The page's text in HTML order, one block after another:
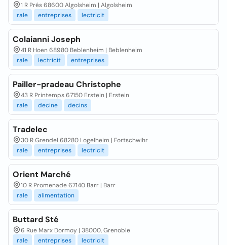
1 R Prés 68600 Algolsheim | Algolsheim
rale
entreprises lectricit
Colaianni Joseph
41 R Hoen 68980 Beblenheim | Beblenheim
rale
lectricit entreprises
Pailler-pradeau Christophe
43 R Printemps 67150 Erstein | Erstein
rale
decine decins
Tradelec
30 R Grendel 68280 Logelheim | Fortschwihr
rale
entreprises lectricit
Orient Marché
10 R Promenade 67140 Barr | Barr
rale
alimentation
Buttard Sté
6 Rue Marx Dormoy | 38000, Grenoble
rale
entreprises lectricit